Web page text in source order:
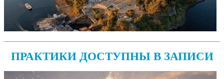
ПРАКТИКИ ДОСТУПНЫ В ЗАПИСИ